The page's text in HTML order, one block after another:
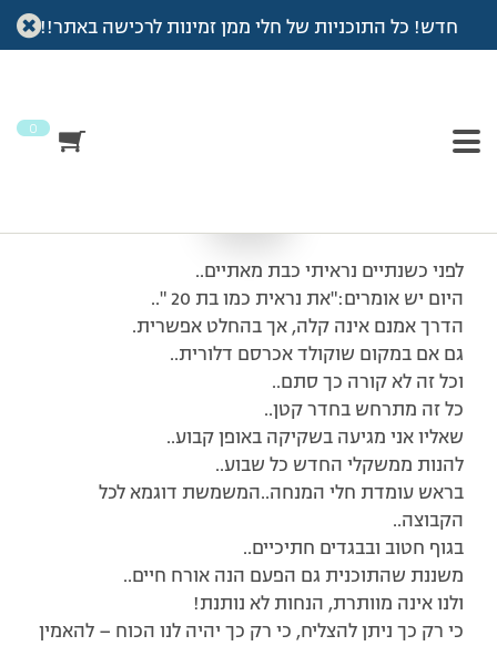
חדש! כל התוכניות של חלי ממן זמינות לרכישה באתר!!
0
עמוד הבית >מכתבי תודה>חלי יקרה!
לפני כשנתיים נראיתי כבת מאתיים..
היום יש אומרים:"את נראית כמו בת 20 "..
הדרך אמנם אינה קלה, אך בהחלט אפשרית.
גם אם במקום שוקולד אכרסם דלורית..
וכל זה לא קורה כך סתם..
כל זה מתרחש בחדר קטן..
שאליו אני מגיעה בשקיקה באופן קבוע..
להנות ממשקלי החדש כל שבוע..
בראש עומדת חלי המנחה..המשמשת דוגמא לכל
הקבוצה..
בגוף חטוב ובבגדים חתיכיים..
משננת שהתוכנית גם הפעם הנה אורח חיים..
ולנו אינה מוותרת, הנחות לא נותנת!
כי רק כך ניתן להצליח, כי רק כך יהיה לנו הכוח – להאמין